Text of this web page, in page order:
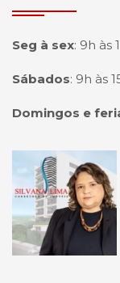
Seg à sex: 9h às
Sábados: 9h às
Domingos e
Página inicial